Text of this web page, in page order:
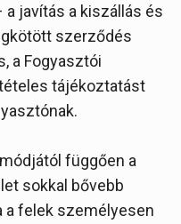
a javítás a kiszállás és
szerződés
a Fogyasztói
tájékoztatást
függően a
sokkal bővebb
a felek személyesen